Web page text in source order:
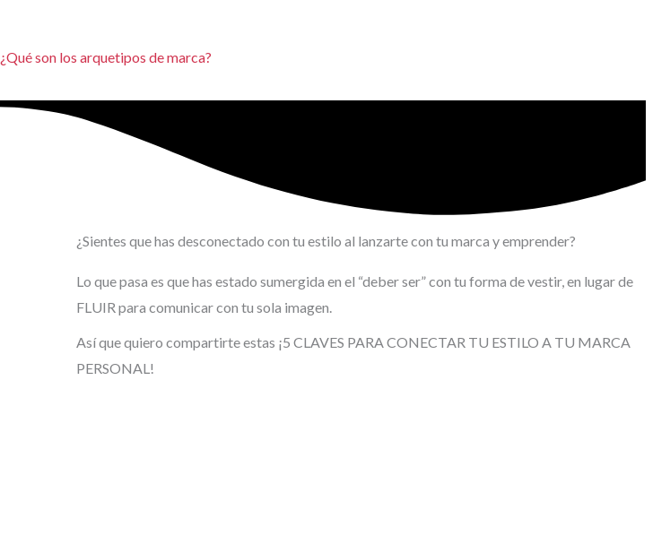
¿Qué son los arquetipos de marca?
¿Sientes que has desconectado con tu estilo al lanzarte con tu marca y emprender?
Lo que pasa es que has estado sumergida en el “deber ser” con tu forma de vestir, en lugar de
FLUIR para comunicar con tu sola imagen.
Así que quiero compartirte estas ¡5 CLAVES PARA CONECTAR TU ESTILO A TU MARCA
PERSONAL!